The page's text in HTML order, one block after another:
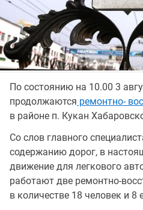
По состоянию на 10.00 3
продолжаются ремонтно-
в районе п. Кукан
Со слов главного
содержанию дорог, в
движение для легкового
работают две ремонтно-
в количестве 18 человек и 8